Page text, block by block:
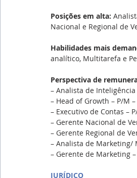
Posições em alta:
Nacional e Regional de
Habilidades mais
analítico, Multitarefa e
Perspectiva de
– Analista de
– Head of Growth – P/M
– Executivo de Contas –
– Gerente Nacional de
– Gerente Regional de
– Analista de Marketing/
– Gerente de Marketing
JURÍDICO